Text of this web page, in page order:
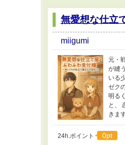
無愛想な仕立
miigumi
元・
が縫
いる
ゼク
明る
と、
きま
24h.ポイント 0pt